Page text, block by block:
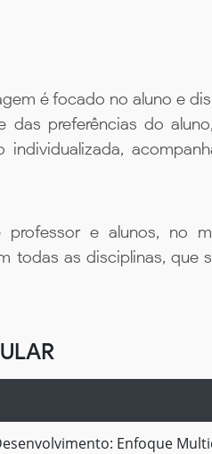
é focado no aluno e
das preferências do
professor e alunos, no
todas as disciplinas, que
Enfoque